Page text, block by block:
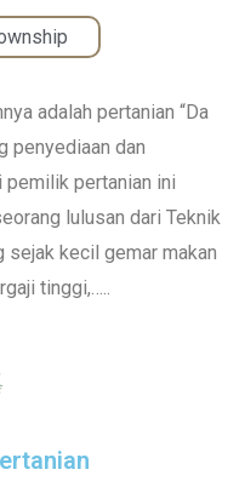
adalah pertanian “Da
penyediaan dan
pemilik pertanian ini
lulusan dari Teknik
sejak kecil gemar makan
tinggi,…..